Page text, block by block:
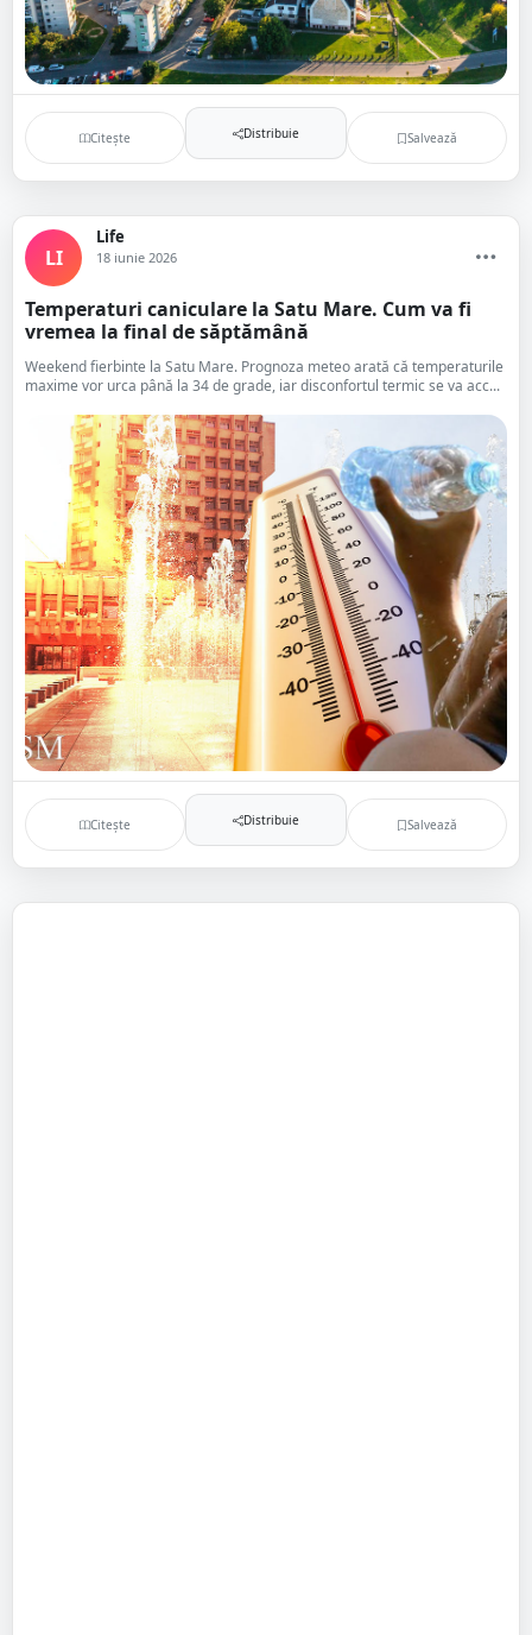
Citește Distribuie Salvează
LI
Life
18 iunie 2026
Temperaturi caniculare la Satu Mare. Cum va fi
vremea la final de săptămână
Weekend fierbinte la Satu Mare. Prognoza meteo arată că temperaturile
maxime vor urca până la 34 de grade, iar disconfortul termic se va acc...
Citește Distribuie Salvează